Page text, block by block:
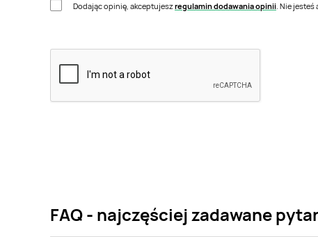
Dodając opinię, akceptujeszregulamin dodawania opinii. Nie jesteś
FAQ - najczęściej zadawane